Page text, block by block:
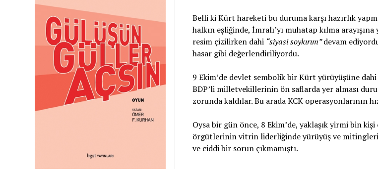
Belli ki Kürt hareketi bu duruma karşı hazırlık
halkın eşliğinde, İmralı’yı muhatap kılma
resim çizilirken dahi “siyasi soykırım”devam
hasar gibi değerlendiriliyordu.
9 Ekim’de devlet sembolik bir Kürt yürüyüşüne
BDP’li milletvekillerinin ön saflarda yer alması
zorunda kaldılar. Bu arada KCK operasyonlarının
Oysa bir gün önce, 8 Ekim’de, yaklaşık yirmi bin
örgütlerinin vitrin liderliğinde yürüyüş ve
ve ciddi bir sorun çıkmamıştı.